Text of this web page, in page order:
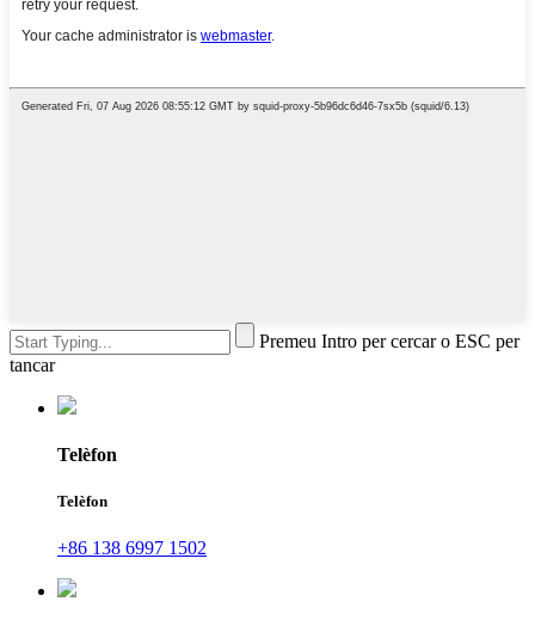
Premeu Intro per cercar o ESC per
tancar
Telèfon
Telèfon
+86 138 6997 1502